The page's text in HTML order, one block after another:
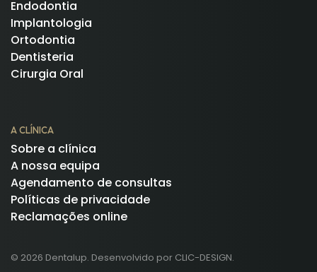
Endodontia
Implantologia
Ortodontia
Dentisteria
Cirurgia Oral
A CLÍNICA
Sobre a clínica
A nossa equipa
Agendamento de consultas
Políticas de privacidade
Reclamações online
© 2026 Dentalup. Desenvolvido por CLIC-DESIGN.